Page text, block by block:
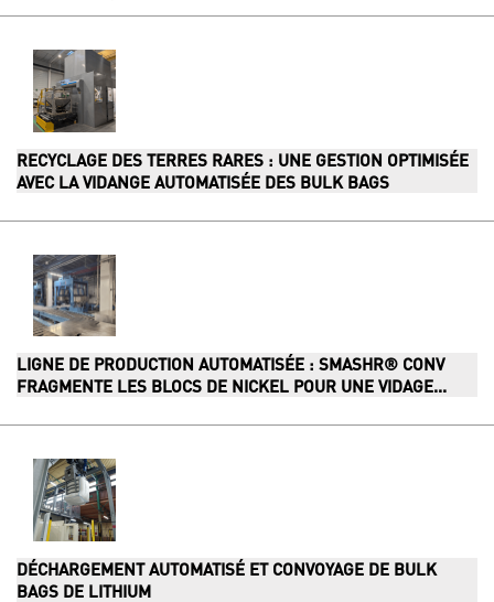
RECYCLAGE DES TERRES RARES : UNE GESTION OPTIMISÉE
AVEC LA VIDANGE AUTOMATISÉE DES BULK BAGS
LIGNE DE PRODUCTION AUTOMATISÉE : SMASHR® CONV
FRAGMENTE LES BLOCS DE NICKEL POUR UNE VIDAGE...
DÉCHARGEMENT AUTOMATISÉ ET CONVOYAGE DE BULK
BAGS DE LITHIUM